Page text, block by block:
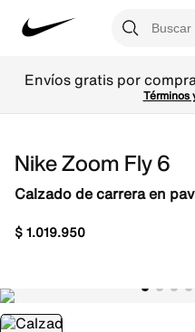
Envíos gratis por
Términos
Nike Zoom Fly 6
Calzado de carrera en
$1.019.950